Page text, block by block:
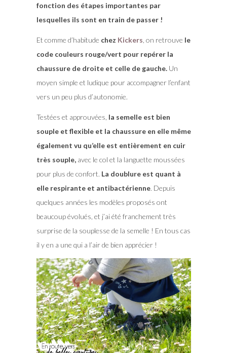
fonction des étapes importantes par
lesquelles ils sont en train de passer !
Et comme d’habitude chez Kickers , on retrouve le
code couleurs rouge/vert pour repérer la
chaussure de droite et celle de gauche.Un
moyen simple et ludique pour accompagner l’enfant
vers un peu plus d’autonomie.
Testées et approuvées, la semelle est bien
souple et flexible et la chaussure en elle même
également vu qu’elle est entièrement en cuir
très souple, avec le col et la languette moussées
pour plus de confort. La doublure est quant à
elle respirante et antibactérienne. Depuis
quelques années les modèles proposés ont
beaucoup évolués, et j’ai été franchement très
surprise de la souplesse de la semelle ! En tous cas
il y en a une qui a l’air de bien apprécier !